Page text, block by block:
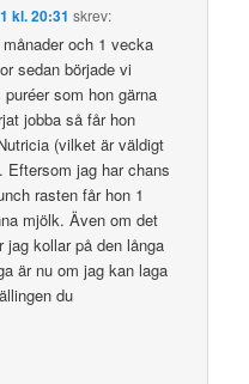
kl. 20:31 skrev:
och 1 vecka
sedan började vi
som hon gärna
jobba så får hon
(vilket är väldigt
Eftersom jag har chans
rasten får hon 1
mjölk. Även om det
kollar på den långa
är nu om jag kan laga
du